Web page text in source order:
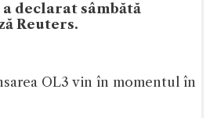
declarat sâmbătă
Reuters.
OL3 vin în momentul în